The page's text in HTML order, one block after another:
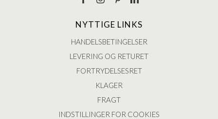
NYTTIGE LINKS
HANDELSBETINGELSER
LEVERING OG RETURET
FORTRYDELSESRET
KLAGER
FRAGT
INDSTILLINGER FOR COOKIES